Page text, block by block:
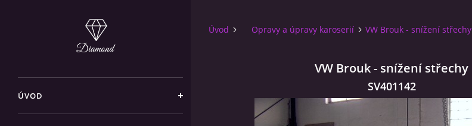
ÚVOD
Úvod Opravy a úpravy karoserií VW Brouk - snížení střechy
VW Brouk - snížení střechy
SV401142